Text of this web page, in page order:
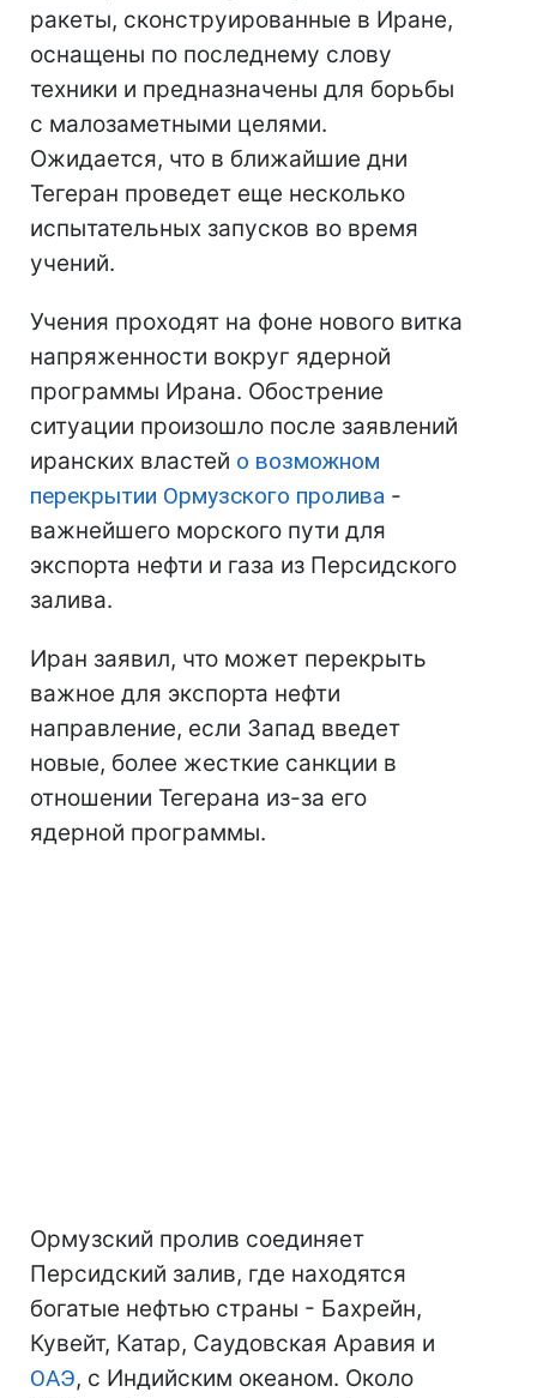
ракеты, сконструированные в Иране,
оснащены по последнему слову
техники и предназначены для борьбы
с малозаметными целями.
Ожидается, что в ближайшие дни
Тегеран проведет еще несколько
испытательных запусков во время
учений.
Учения проходят на фоне нового витка
напряженности вокруг ядерной
программы Ирана. Обострение
ситуации произошло после заявлений
иранских властей о возможном
перекрытии Ормузского пролива -
важнейшего морского пути для
экспорта нефти и газа из Персидского
залива.
Иран заявил, что может перекрыть
важное для экспорта нефти
направление, если Запад введет
новые, более жесткие санкции в
отношении Тегерана из-за его
ядерной программы.
Ормузский пролив соединяет
Персидский залив, где находятся
богатые нефтью страны - Бахрейн,
Кувейт, Катар, Саудовская Аравия и
ОАЭ, с Индийским океаном. Около